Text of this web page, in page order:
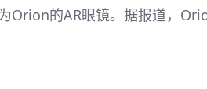
的AR眼镜。据报道，